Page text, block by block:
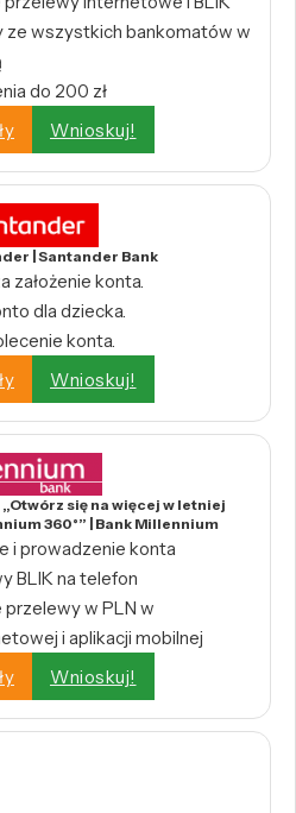
ze wszystkich bankomatów w
do 200 zł
Wnioskuj!
| Santander Bank
założenie konta.
dla dziecka.
konta.
Wnioskuj!
się na więcej w letniej
360°” | Bank Millennium
i prowadzenie konta
BLIK na telefon
w PLN w
i aplikacji mobilnej
Wnioskuj!